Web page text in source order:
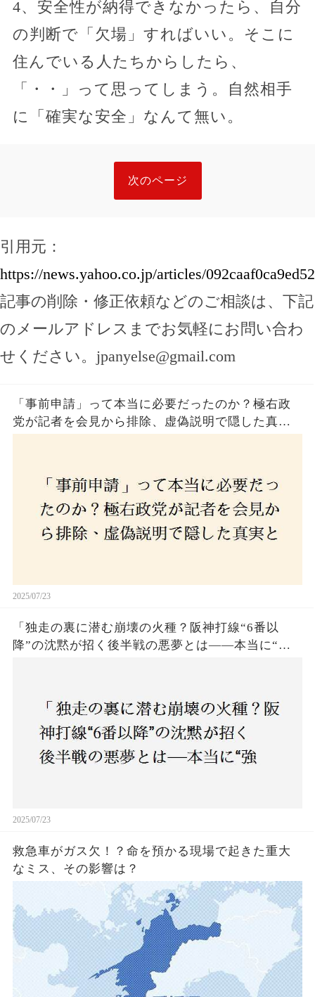
4、安全性が納得できなかったら、自分
の判断で「欠場」すればいい。そこに
住んでいる人たちからしたら、
「・・」って思ってしまう。自然相手
に「確実な安全」なんて無い。
次のページ
引用元：
https://news.yahoo.co.jp/articles/
記事の削除・修正依頼などのご相談は、下記
のメールアドレスまでお気軽にお問い合わ
せください。 jpanyelse@gmail.com
「事前申請」って本当に必要だったのか？極右政
党が記者を会見から排除、虚偽説明で隠した真実
2025/07/23
「独走の裏に潜む崩壊の火種？阪神打線“6番以
降”の沈黙が招く後半戦の悪夢とは——本当に“強
2025/07/23
救急車がガス欠！？命を預かる現場で起きた重大
なミス、その影響は？